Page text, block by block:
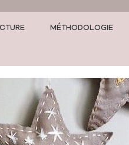
MÉTHODOLOGIE